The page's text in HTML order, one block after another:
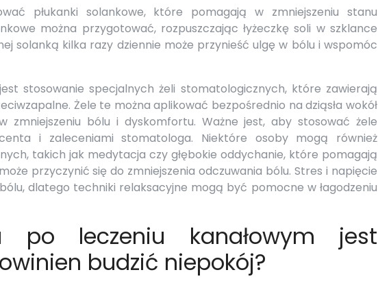
płukanki solankowe, które pomagają w zmniejszeniu stanu
można przygotować, rozpuszczając łyżeczkę soli w szklance
solanką kilka razy dziennie może przynieść ulgę w bólu i wspomóc
stosowanie specjalnych żeli stomatologicznych, które zawierają
Żele te można aplikować bezpośrednio na dziąsła wokół
zmniejszeniu bólu i dyskomfortu. Ważne jest, aby stosować żele
i zaleceniami stomatologa. Niektóre osoby mogą również
takich jak medytacja czy głębokie oddychanie, które pomagają
przyczynić się do zmniejszenia odczuwania bólu. Stres i napięcie
dlatego techniki relaksacyjne mogą być pomocne w łagodzeniu
leczeniu kanałowym jest
budzić niepokój?